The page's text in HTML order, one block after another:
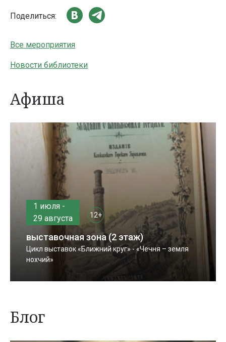
Поделиться:
Все мероприятия
Новости библиотеки
Афиша
1 июля -
29 августа
12+
выставочная зона (2 этаж)
Цикл выставок «Ближний круг» - «Чечня – земля
нохчий»
Блог